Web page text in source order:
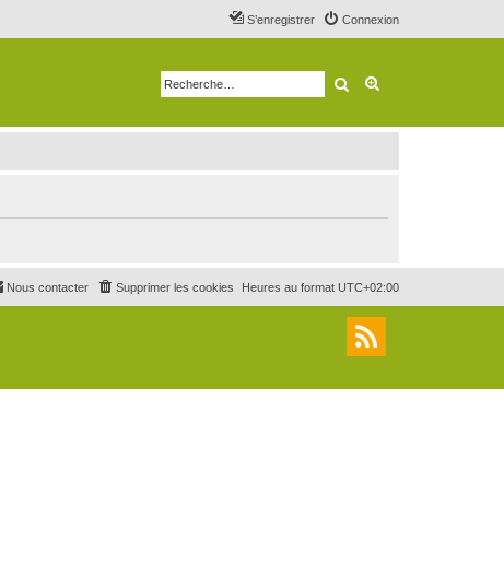
Connexion
S’enregistrer
Rechercher
Heures au format UTC+02:00
Supprimer les cookies
Nous contacter